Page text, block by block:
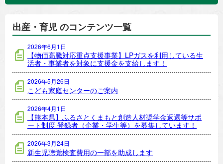
出産・育児 のコンテンツ一覧
2026年6月1日
【物価高騰対応重点支援事業】LPガスを利用している生
活者・事業者を対象に支援金を支給します！
2026年5月26日
こども家庭センターのご案内
2026年4月1日
【熊本県】ふるさとくまもと創造人材奨学金返還等サポ
ート制度 登録者（企業・学生等）を募集しています！
2026年3月24日
新生児聴覚検査費用の一部を助成します